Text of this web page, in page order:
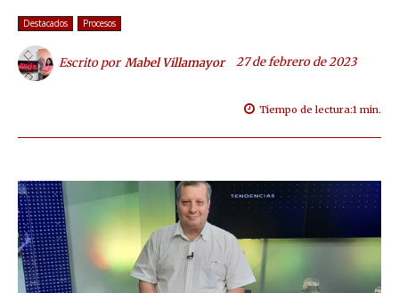
Destacados Procesos
Escrito por Mabel Villamayor 27 de febrero de 2023
Tiempo de lectura:1 min.